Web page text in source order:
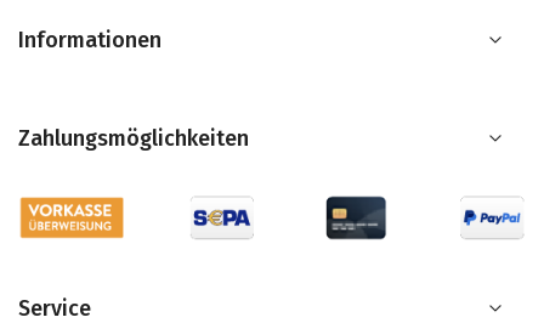
Informationen
Zahlungsmöglichkeiten
Service